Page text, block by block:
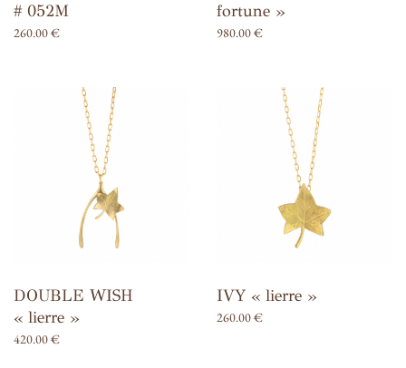
# 052M
260.00€
fortune »
980.00€
DOUBLE WISH
« lierre »
420.00€
IVY « lierre »
260.00€